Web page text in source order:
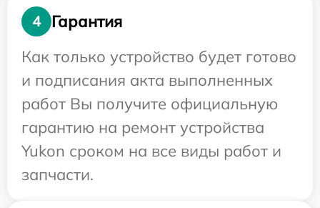
4
Гарантия
Как только устройство будет готово
и подписания акта выполненных
работ Вы получите официальную
гарантию на ремонт устройства
Yukon сроком на все виды работ и
запчасти.